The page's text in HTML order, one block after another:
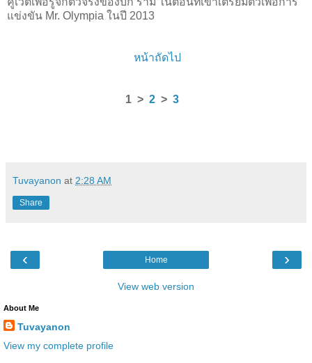
แข่งขัน Mr. Olympia ในปี 2013
หน้าถัดไป
1 > 2> 3
Tuvayanon at 2:28 AM
Share
‹ ›
Home
View web version
About Me
Tuvayanon
View my complete profile